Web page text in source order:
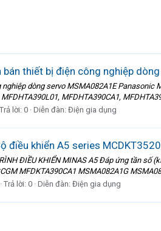
bán thiết bị điện công nghiệp
dòng servo MSMA082A1E Panasonic
MFDHTA390CA1,
Trả lời: 0 Diễn đàn: Điện gia dụng
điều khiển A5 series
ĐIỀU KHIỂN MINAS A5 Đáp ứng tần số
MFDKTA390CA1 MSMA082A1G
Trả lời: 0 Diễn đàn: Điện gia dụng